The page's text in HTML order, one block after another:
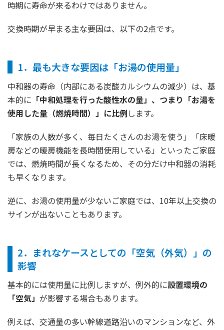
時期に寿命が来るわけではありません。
交換時期が早まる主な要因は、以下の2点です。
1．最も大きな要因は「お湯の使用量」
中和器の寿命（内部にある炭酸カルシウムの減少）は、基
本的に 「中和処理を行った酸性水の量」、つまり「お湯を
使用した量（燃焼時間）」に比例します。
「家族の人数が多く、毎日たくさんのお湯を使う」「床暖
房などの暖房機能を長時間使用している」といったご家庭
では、燃焼時間が長くなるため、その分だけ中和器の消耗
も早くなります。
逆に、お湯の使用量が少ないご家庭では、10年以上交換の
サインが出ないこともあります。
2．まれなケースとしての「空気（外気）」の
影響
基本的には使用量に比例しますが、例外的に設置環境の
「空気」 が影響する場合もあります。
例えば、交通量の多い幹線道路沿いのマンションなど、外